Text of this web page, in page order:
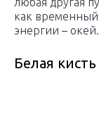
как временный
энергии –
Белая кисть